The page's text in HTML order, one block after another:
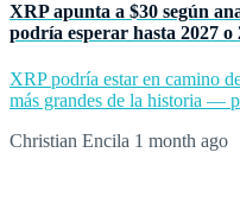
XRP apunta a $30 según
podría esperar hasta 2027 o
XRP podría estar en camino
más grandes de la historia —
Christian Encila 1 month ago